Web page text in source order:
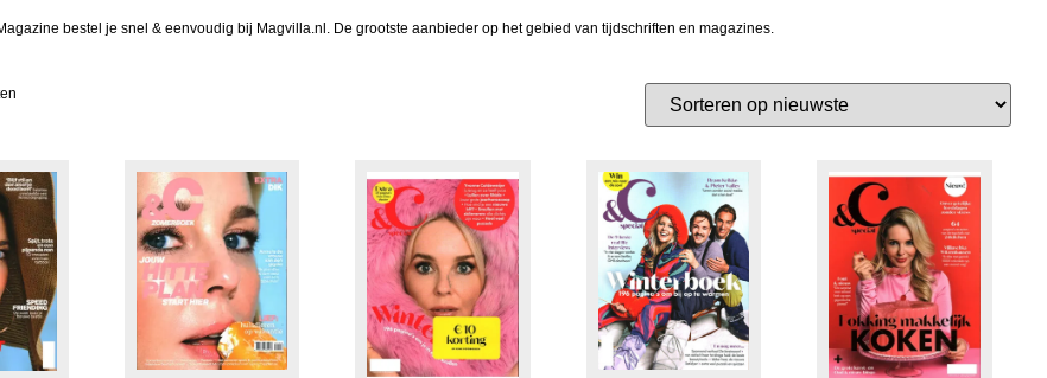
bestel je snel & eenvoudig bij Magvilla.nl. De grootste aanbieder op het gebied van tijdschriften en magazines.